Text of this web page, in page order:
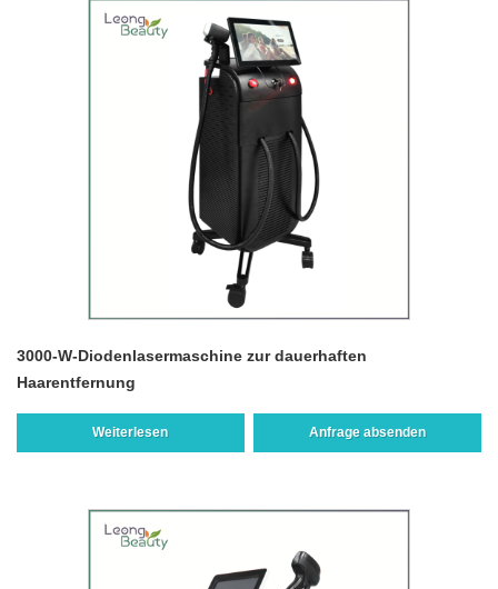
3000-W-Diodenlasermaschine zur dauerhaften
Haarentfernung
Weiterlesen Anfrage absenden